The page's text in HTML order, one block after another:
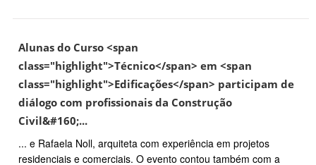
Alunas do Curso <span
class="highlight">Técnico</span> em <span
class="highlight">Edificações</span> participam de
diálogo com profissionais da Construção
Civil&#160;...
... e Rafaela Noll, arquiteta com experiência em projetos
residenciais e comerciais. O evento contou também com a